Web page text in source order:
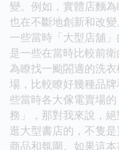
變。例如，實體店麵
也在不斷地創新和改
一些當時「大型店舖
是一些在當時比較前
為瞭找一颱閤適的洗
場，比較瞭好幾種品
些當時各大傢電賣場
務」，那對我來說，
逛大型書店的，不隻
商品和氛圍。如果這